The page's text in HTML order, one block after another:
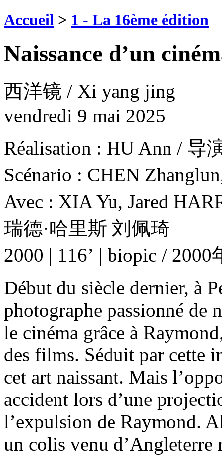
Accueil > 1 - La 16ème édition
Naissance d’un
西洋镜 / Xi yang jing
vendredi 9 mai 2025
Réalisation : HU Ann / 导
Scénario : CHEN
Avec : XIA Yu, Jared
瑞德·哈里斯 刘佩琦
2000 | 116’ | biopic /
Début du siècle dernier, à
photographe passionné de
le cinéma grâce à
des films. Séduit par cette
cet art naissant. Mais
accident lors d’une
l’expulsion de Raymond.
un colis venu d’Angleterre